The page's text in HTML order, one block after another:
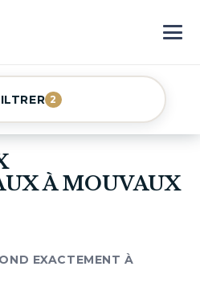
2
À MOUVAUX
EXACTEMENT À